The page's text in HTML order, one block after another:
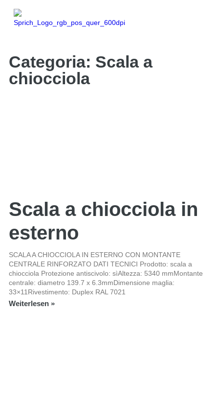
Categoria: Scala a
chiocciola
Scala a chiocciola in
esterno
SCALA A CHIOCCIOLA IN ESTERNO CON MONTANTE
CENTRALE RINFORZATO DATI TECNICI Prodotto: scala a
chiocciola Protezione antiscivolo: sìAltezza: 5340 mmMontante
centrale: diametro 139.7 x 6.3mmDimensione maglia:
33×11Rivestimento: Duplex RAL 7021
Weiterlesen »